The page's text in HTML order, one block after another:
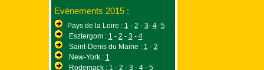
Evénements 2015 :
Pays de la Loire : 1 - 2 - 3- 4- 5
Esztergom : 1 - 2 - 3- 4
Saint-Denis du Maine : 1 - 2
New-York : 1
Rodemack : 1 - 2 - 3- 4- 5